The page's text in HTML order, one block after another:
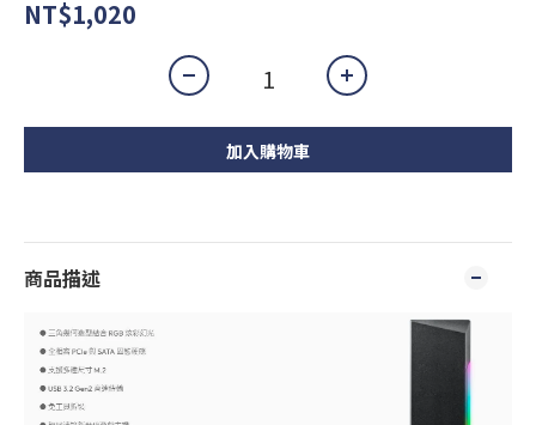
NT$1,020
加入購物車
商品描述